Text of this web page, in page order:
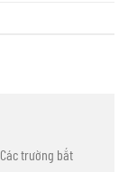
Các trường bắt